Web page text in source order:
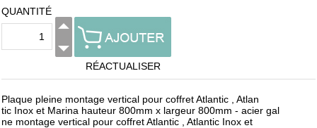
QUANTITÉ
RÉACTUALISER
Plaque pleine montage vertical pour coffret Atlantic , Atlan
tic Inox et Marina hauteur 800mm x largeur 800mm - acier gal
ne montage vertical pour coffret Atlantic , Atlantic Inox et